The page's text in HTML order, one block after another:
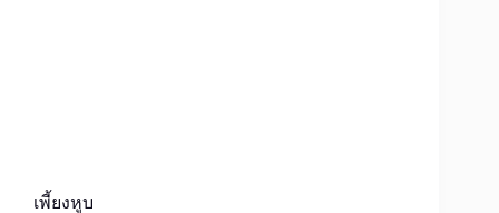
เพี้ยงหูบ